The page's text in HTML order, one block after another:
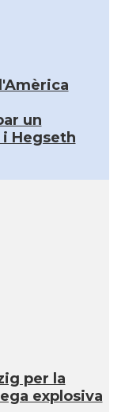
un
Hegseth
per la
explosiva